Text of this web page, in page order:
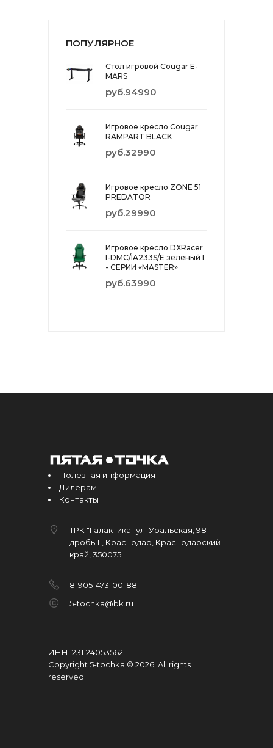
ПОПУЛЯРНОЕ
Стол игровой Cougar E-
MARS
руб.94990
Игровое кресло Cougar
RAMPART BLACK
руб.32990
Игровое кресло ZONE 51
PREDATOR
руб.29990
Игровое кресло DXRacer
I-DMC/IA233S/E зеленый I
- СЕРИИ «MASTER»
руб.63990
Полезная информация
Дилерам
Контакты
ТРК "Галактика" ул. Уральская, 98
дробь 11, Краснодар, Краснодарский
край, 350075
8-905-473-00-88
5-tochka@bk.ru
ИНН: 231124053562
Copyright 5-tochka © 2026 All rights
reserved.